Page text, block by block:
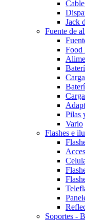
Jack
Fuente de
Food
Pilas
Vario
Flashes e
Soportes -